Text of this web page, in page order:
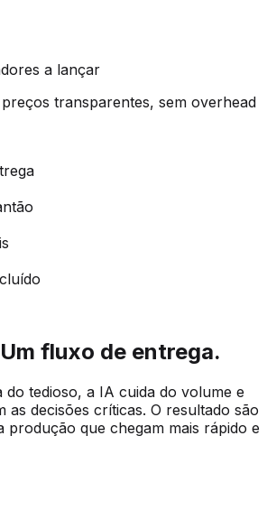
a lançar
transparentes, sem overhead
fluxo de entrega.
do tedioso, a IA cuida do volume e
as decisões críticas. O resultado são
produção que chegam mais rápido e